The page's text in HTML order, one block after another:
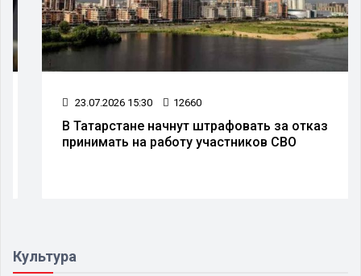
23.07.2026 15:30 12660
В Татарстане начнут штрафовать за отказ
принимать на работу участников СВО
Культура